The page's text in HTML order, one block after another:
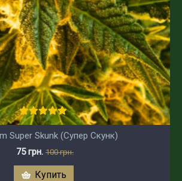
Super Skunk (Супер Скунк)
75 грн. 100 грн.
Купить